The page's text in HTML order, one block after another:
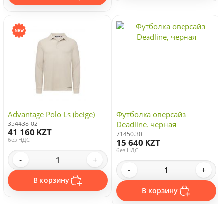
Advantage Polo Ls (beige)
354438-02
41 160 KZT
без НДС
- +
В корзину
Футболка оверсайз
Deadline, черная
71450.30
15 640 KZT
без НДС
- +
В корзину